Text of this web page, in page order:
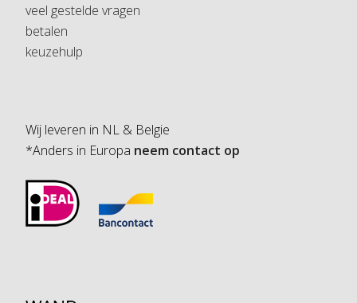
veel gestelde vragen
betalen
keuzehulp
Wij leveren in NL & Belgie
*Anders in Europa neem contact op